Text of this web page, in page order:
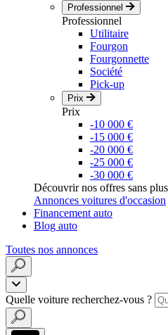
Professionnel
Professionnel
Utilitaire
Fourgon
Fourgonnette
Société
Pick-up
Prix
Prix
-10 000 €
-15 000 €
-20 000 €
-25 000 €
-30 000 €
Découvrir nos offres sans
Annonces voitures d'occasion
Financement auto
Blog auto
Toutes nos annonces
Quelle voiture recherchez-vous ?